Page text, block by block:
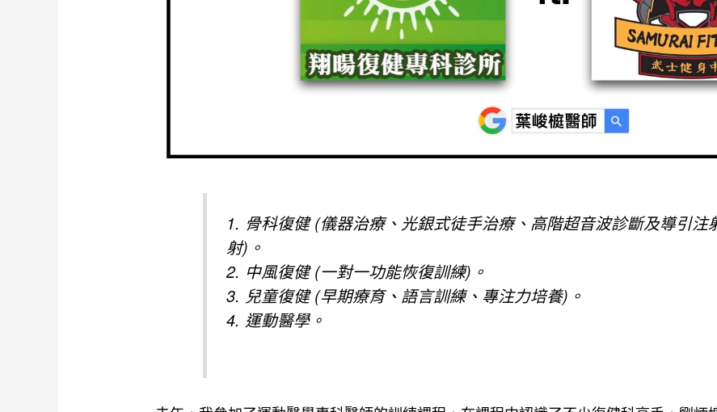
1. 骨科復健 (儀器治療、光銀式徒手治療、高階超音波診斷及導引注
射)。
2. 中風復健 (一對一功能恢復訓練)。
3. 兒童復健 (早期療育、語言訓練、專注力培養)。
4. 運動醫學。